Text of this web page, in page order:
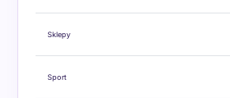
Sklepy
Sport